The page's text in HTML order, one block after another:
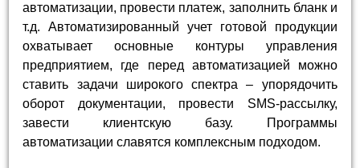
автоматизации, провести платеж, заполнить бланк и
т.д. Автоматизированный учет готовой продукции
охватывает основные контуры управления
предприятием, где перед автоматизацией можно
ставить задачи широкого спектра – упорядочить
оборот документации, провести SMS-рассылку,
завести клиентскую базу. Программы
автоматизации славятся комплексным подходом.